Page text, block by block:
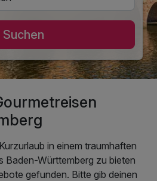
Suchen
in einem traumhaften
Baden-Württemberg zu bieten
gefunden. Bitte gib deinen